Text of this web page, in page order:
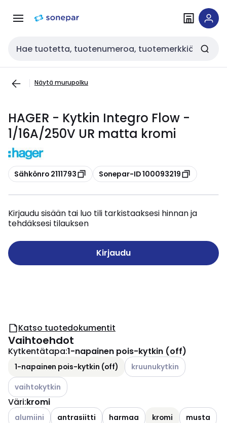
navigointiinsisältöön
Haku
Näytä murupolku
HAGER - Kytkin Integro Flow -
1/16A/250V UR matta kromi
Kopioi
Sähkönro 2111793 Kopioi
Sonepar-ID 100093219
Kirjaudu sisään tai luo tili tarkistaaksesi hinnan ja
tehdäksesi tilauksen
Kirjaudu
Katso tuotedokumentit
Vaihtoehdot
Kytkentätapa:1-napainen pois-kytkin (off)
1-napainen pois-kytkin (off) Katso käytettävissä olevat
kruunukytkin
Katso käytettävissä olevat vaihtoehdot
vaihtokytkin
Väri:kromi
Katso käytettävissä olevat vaihtoehdot
alumiini antrasiitti harmaa kromi
musta